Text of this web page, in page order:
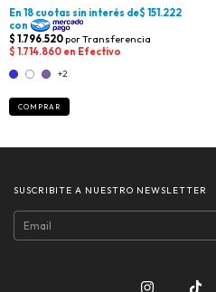
+2
COMPRAR
SUSCRIBITE A NUESTRO NEWSLETTER